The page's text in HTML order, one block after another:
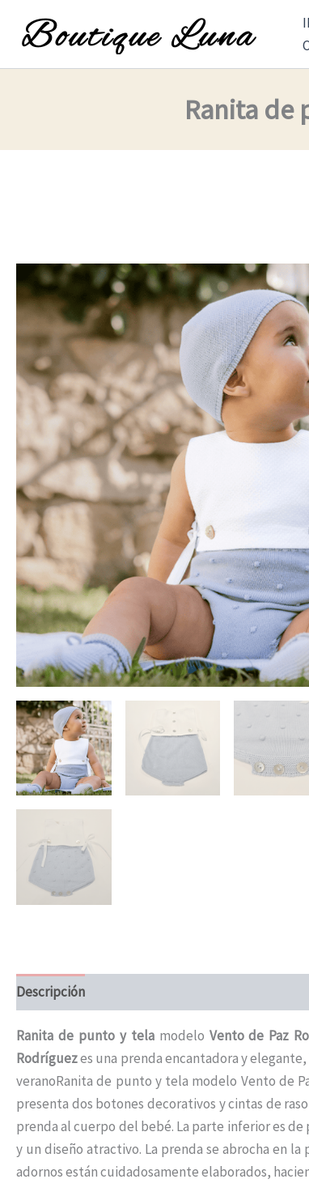
Ranita de
Descripción
Ranita de punto y telamodelo Vento de Paz
Rodríguezes una prenda encantadora y
veranoRanita de punto y tela modelo Vento de
presenta dos botones decorativos y cintas de
prenda al cuerpo del bebé. La parte inferior es
y un diseño atractivo. La prenda se abrocha en
adornos están cuidadosamente elaborados,